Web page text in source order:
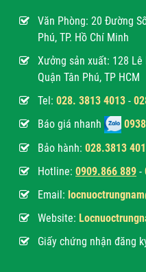
Văn Phòng: 20 Đường
Phú, TP. Hồ Chí Minh
Xưởng sản xuất: 128 Lê
Quận Tân Phú, TP HCM
Tel: 028. 3813 4013 -
Báo giá nhanh
Bảo hành: 028.3813
Hotline: 0909.866 889 -
Email:
Website:
Giấy chứng nhận đăng